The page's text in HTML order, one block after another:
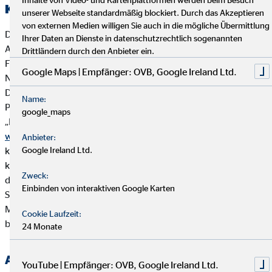
Kooperierende Produktgesellschaften
Die OVB Vermögensberatung AG arbeitet vorrangig mit
Anbietern von Versicherungsanlageprodukten und
Finanzanlageprodukten zusammen, die ihrerseits
Nachhaltigkeitsaspekte in die Produktkonzeption einbeziehen.
Die OVB Vermögensberatung AG und wesentliche
Produktpartner der OVB haben sich der Brancheninitiative
„Nachhaltigkeit in der Lebensversicherung“ angeschlossen:
www.branchen-initiative.de
konforme Kapitalanlagen in der Lebensversicherung zu
konzipieren (ESG = environmental, social and governance),
d.h. Versicherungsanlageprodukte, die speziell Umwelt-,
Sozial- und Arbeitnehmerbelange berücksichtigen,
Menschenrechte beachten und Korruption sowie Bestechung
bekämpfen.
Auswahl der Produkte
unserer Webseite standardmäßig blockiert. Durch das Akzeptieren
von externen Medien willigen Sie auch in die mögliche Übermittlung
Ihrer Daten an Dienste in datenschutzrechtlich sogenannten
Drittländern durch den Anbieter ein.
Google Maps | Empfänger: OVB, Google Ireland Ltd.
Name:
google_maps
Anbieter:
Google Ireland Ltd.
Zweck:
Einbinden von interaktiven Google Karten
Cookie Laufzeit:
24 Monate
YouTube | Empfänger: OVB, Google Ireland Ltd.